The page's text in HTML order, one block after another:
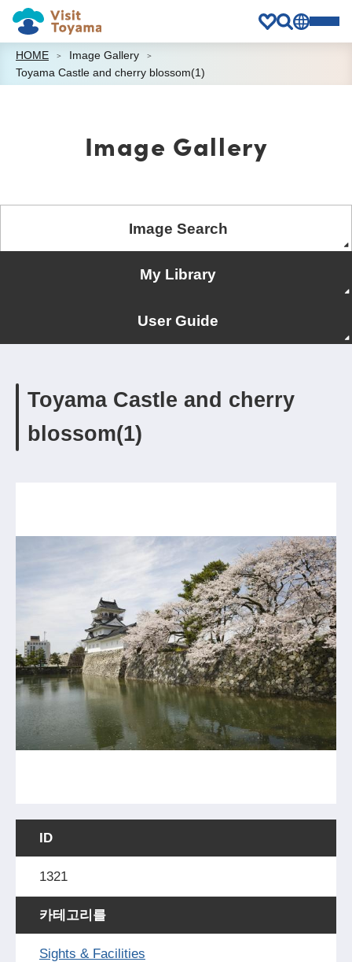
HOME
Image Gallery
Toyama Castle and cherry blossom(1)
Image Gallery
Image Search
My Library
User Guide
Toyama Castle and cherry
blossom(1)
ID
1321
카테고리를
Sights & Facilities